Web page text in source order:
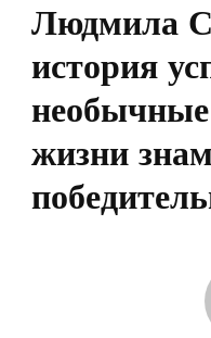
Людмила
история
жизни